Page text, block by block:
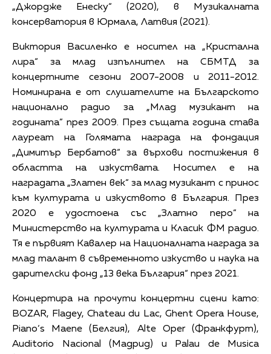
„Джордже Енеску“ (2020), в Музикалната
консерватория в Юрмала, Латвия (2021).
Виктория Василенко е носител на „Кристална
лира“ за млад изпълнител на СБМТД за
концертните сезони 2007-2008 и 2011-2012.
Номинирана е от слушателите на Българското
национално радио за „Млад музикант на
годината” през 2009. През същата година става
лауреат на Голямата награда на фондация
„Димитър Бербатов“ за върхови постижения в
областта на изкуствата. Носител е на
наградата „Златен век“ за млад музикант с принос
към културата и изкуството в България. През
2020 е удостоена със „Златно перо“ на
Министерство на културата и Класик ФМ радио.
Тя е първият Кавалер на Националната награда за
млад талант в съвременното изкуство и наука на
дарителски фонд „13 века България“ през 2021.
Концертира на прочути концертни сцени като:
BOZAR, Flagey, Chateau du Lac, Ghent Opera House,
Piano‘s Maene (Белгия), Alte Oper (Франкфурт),
Auditorio Nacional (Мадрид) и Palau de Musica